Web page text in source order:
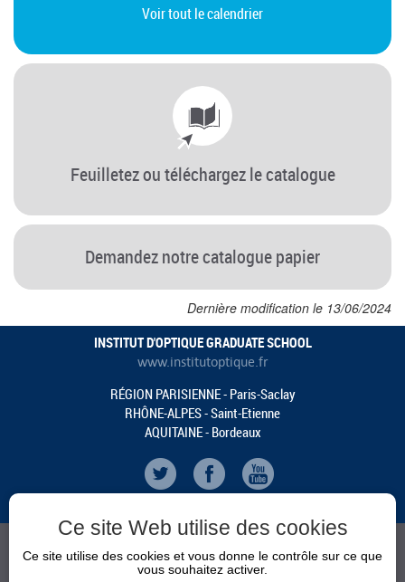
Voir tout le calendrier
Feuilletez ou téléchargez le catalogue
Demandez notre catalogue papier
Dernière modification le 13/06/2024
INSTITUT D'OPTIQUE GRADUATE SCHOOL
www.institutoptique.fr
RÉGION PARISIENNE - Paris-Saclay
RHÔNE-ALPES - Saint-Etienne
AQUITAINE - Bordeaux
CALENDRIER
Ce site Web utilise des cookies
Ce site utilise des cookies et vous donne le contrôle sur ce que
vous souhaitez activer.